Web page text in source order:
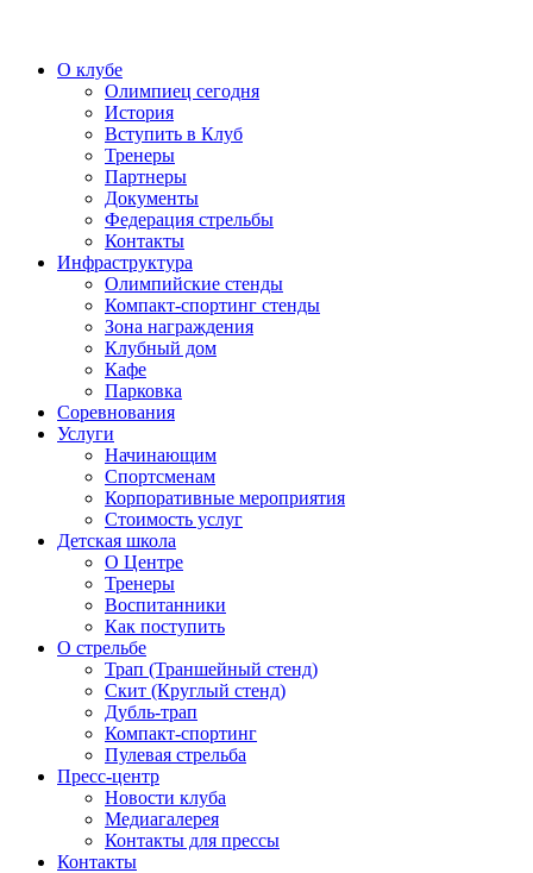
О клубе
Олимпиец сегодня
История
Вступить в Клуб
Тренеры
Партнеры
Документы
Федерация стрельбы
Контакты
Инфраструктура
Олимпийские стенды
Компакт-спортинг стенды
Зона награждения
Клубный дом
Кафе
Парковка
Соревнования
Услуги
Начинающим
Спортсменам
Корпоративные мероприятия
Стоимость услуг
Детская школа
О Центре
Тренеры
Воспитанники
Как поступить
О стрельбе
Трап (Траншейный стенд)
Скит (Круглый стенд)
Дубль-трап
Компакт-спортинг
Пулевая стрельба
Пресс-центр
Новости клуба
Медиагалерея
Контакты для прессы
Контакты